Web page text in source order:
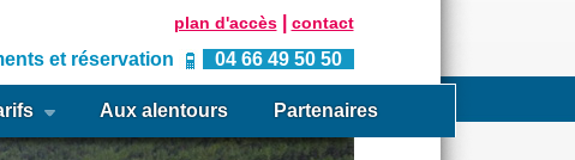
plan d'accès| contact
et réservation 04 66 49 50 50
Aux alentours Partenaires